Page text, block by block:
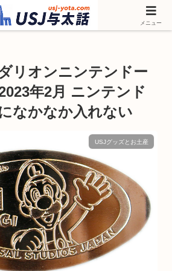
ニンテンドーワールド アトラクションなどユニ
いて情報収集しています
リオンニンテンドー
年2月 ニンテンド
なかなか入れない
USJグッズとお土産
メニュー